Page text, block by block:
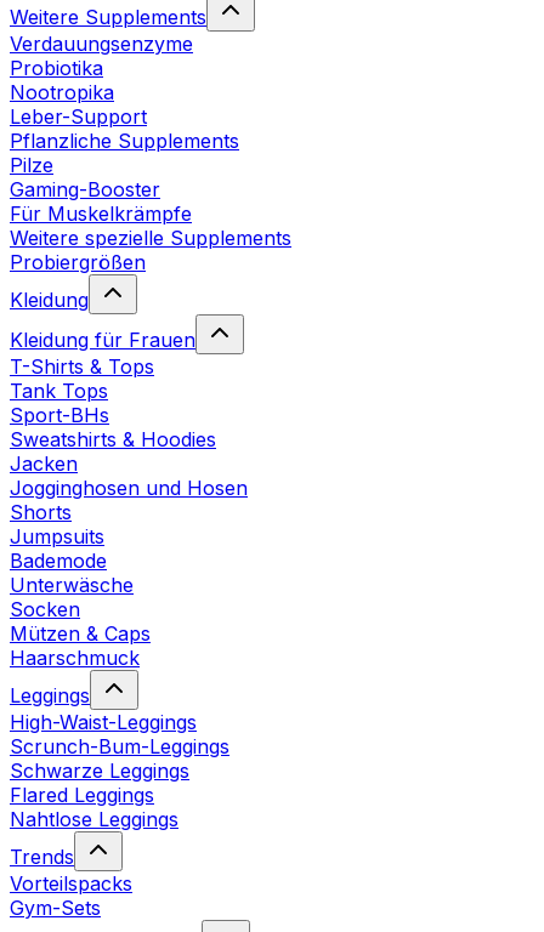
Weitere Supplements
Verdauungsenzyme
Probiotika
Nootropika
Leber-Support
Pflanzliche Supplements
Pilze
Gaming-Booster
Für Muskelkrämpfe
Weitere spezielle Supplements
Probiergrößen
Kleidung
Kleidung für Frauen
T-Shirts & Tops
Tank Tops
Sport-BHs
Sweatshirts & Hoodies
Jacken
Jogginghosen und Hosen
Shorts
Jumpsuits
Bademode
Unterwäsche
Socken
Mützen & Caps
Haarschmuck
Leggings
High-Waist-Leggings
Scrunch-Bum-Leggings
Schwarze Leggings
Flared Leggings
Nahtlose Leggings
Trends
Vorteilspacks
Gym-Sets